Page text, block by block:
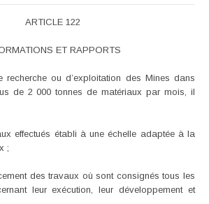
ARTICLE 122
ET RAPPORTS
recherche ou d’exploitation des Mines dans
de 2 000 tonnes de matériaux par mois, il
effectués établi à une échelle adaptée à la
;
des travaux où sont consignés tous les
leur exécution, leur développement et